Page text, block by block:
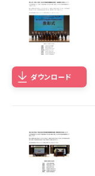
ダウンロード